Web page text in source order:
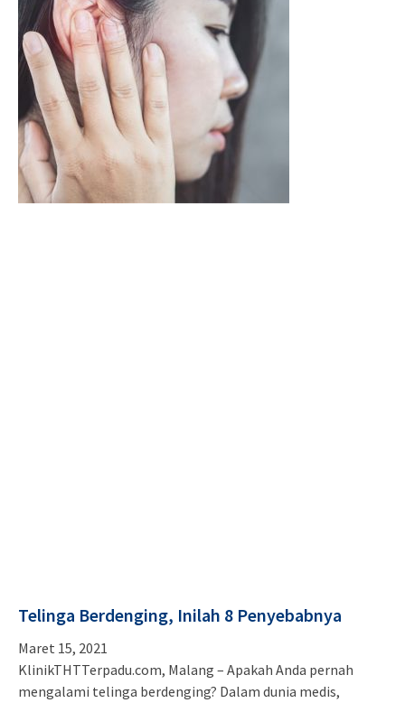
Telinga Berdenging, Inilah 8 Penyebabnya
Maret 15, 2021
KlinikTHTTerpadu.com, Malang – Apakah Anda pernah
mengalami telinga berdenging? Dalam dunia medis,